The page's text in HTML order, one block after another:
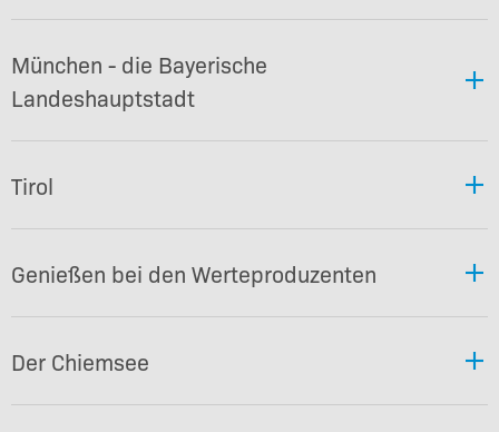
München - die Bayerische
Landeshauptstadt
Tirol
Genießen bei den Werteproduzenten
Der Chiemsee